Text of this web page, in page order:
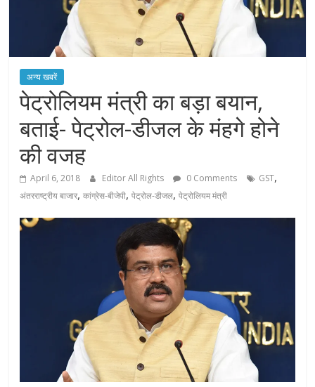
अन्य खबरें
पेट्रोलियम मंत्री का बड़ा बयान,
बताई- पेट्रोल-डीजल के मंहगे होने
की वजह
April 6, 2018 Editor All Rights 0 Comments GST,
अंतरराष्ट्रीय बाजार,कांग्रेस-बीजेपी,पेट्रोल-डीजल,पेट्रोलियम मंत्री